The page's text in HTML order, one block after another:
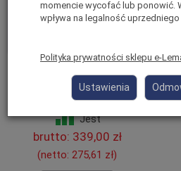
Stężenie ukośne, skos 305 cm
rusztowania aluminiowego
Altrex 5000 303742
Jest
brutto: 339,00 zł
(netto: 275,61 zł)
momencie wycofać lub ponowić.
wpływa na legalność uprzedniego
Polityka prywatności sklepu e-
Ustawienia